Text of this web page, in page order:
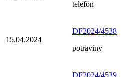
telefón
15.04.2024
DF2024/4538
potraviny
DF2024/4539